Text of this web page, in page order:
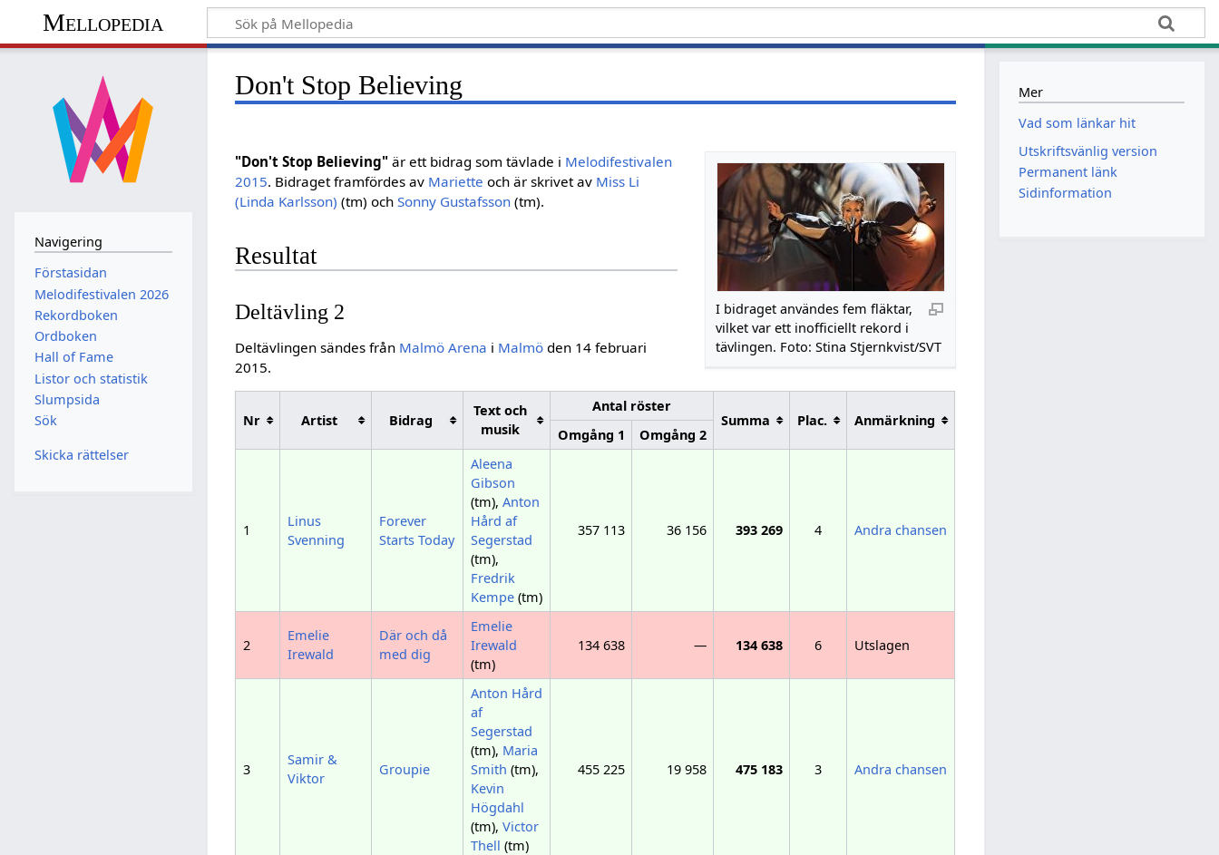
Mellopedia
Don't Stop Believing
I bidraget användes fem fläktar,
vilket var ett inofficiellt rekord i
tävlingen. Foto: Stina Stjernkvist/SVT
"Don't Stop Believing" är ett bidrag som tävlade i Melodifestivalen
2015. Bidraget framfördes av Mariette och är skrivet av Miss Li
(Linda Karlsson) (tm) ochSonny Gustafsson (tm).
Resultat
Deltävling 2
Deltävlingen sändes från Malmö Arena i Malmö den 14 februari
2015.
Nr Artist Bidrag
Text och
musik
Antal röster
Summa
Plac.
Anmärkning
Omgång 1
Omgång 2
1
Linus
Svenning
Forever
Starts Today
Aleena
Gibson
(tm), Anton
Hård af
Segerstad
(tm),
Fredrik
Kempe(tm)
357 113 36 156 393 269 4 Andra chansen
2
Emelie
Irewald
Där och då
med dig
Emelie
Irewald
(tm)
134 638 — 134 638 6 Utslagen
3
Samir &
Viktor
Groupie
Anton Hård
af
Segerstad
(tm), Maria
Smith (tm),
Kevin
Högdahl
(tm), Victor
Thell (tm)
455 225 19 958 475 183 3 Andra chansen
Navigering
Förstasidan
Melodifestivalen 2026
Rekordboken
Ordboken
Hall of Fame
Listor och statistik
Slumpsida
Sök
Skicka rättelser
Mer
Vad som länkar hit
Utskriftsvänlig version
Permanent länk
Sidinformation